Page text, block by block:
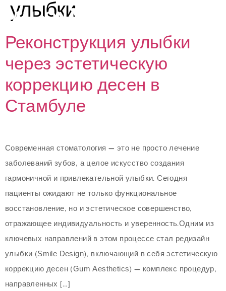
улыбки
Реконструкция улыбки
через эстетическую
коррекцию десен в
Стамбуле
Современная стоматология — это не просто лечение
заболеваний зубов, а целое искусство создания
гармоничной и привлекательной улыбки. Сегодня
пациенты ожидают не только функциональное
восстановление, но и эстетическое совершенство,
отражающее индивидуальность и уверенность.Одним из
ключевых направлений в этом процессе стал редизайн
улыбки (Smile Design), включающий в себя эстетическую
коррекцию десен (Gum Aesthetics) — комплекс процедур,
направленных […]